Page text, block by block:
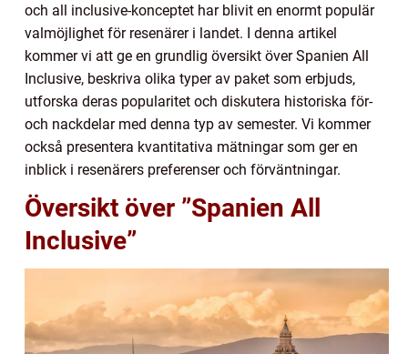
och all inclusive-konceptet har blivit en enormt populär
valmöjlighet för resenärer i landet. I denna artikel
kommer vi att ge en grundlig översikt över Spanien All
Inclusive, beskriva olika typer av paket som erbjuds,
utforska deras popularitet och diskutera historiska för-
och nackdelar med denna typ av semester. Vi kommer
också presentera kvantitativa mätningar som ger en
inblick i resenärers preferenser och förväntningar.
Översikt över ”Spanien All
Inclusive”